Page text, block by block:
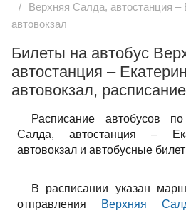
Верхняя Салда, автостанция
автовокзал
Билеты на автобус
автостанция –
автовокзал, расписание
Расписание автобусов
Салда, автостанция –
автовокзал и автобусные
В расписании указан
отправления
Верхняя